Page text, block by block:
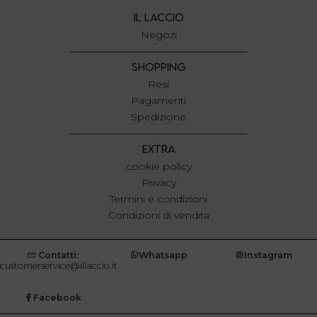
IL LACCIO
Negozi
SHOPPING
Resi
Pagamenti
Spedizione
EXTRA
cookie policy
Privacy
Termini e condizioni
Condizioni di vendita
Contatti:
customerservice@illaccio.it
Whatsapp Instagram
Facebook